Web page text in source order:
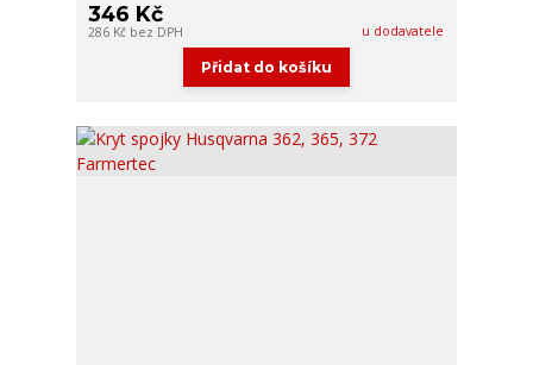
346 Kč
286 Kč bez DPH u dodavatele
Přidat do košíku